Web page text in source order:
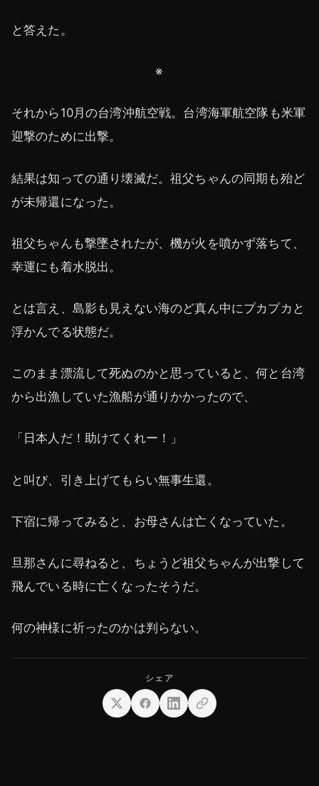
と答えた。
※
それから10月の台湾沖航空戦。台湾海軍航空隊も米軍
迎撃のために出撃。
結果は知っての通り壊滅だ。祖父ちゃんの同期も殆ど
が未帰還になった。
祖父ちゃんも撃墜されたが、機が火を噴かず落ちて、
幸運にも着水脱出。
とは言え、島影も見えない海のど真ん中にプカプカと
浮かんでる状態だ。
このまま漂流して死ぬのかと思っていると、何と台湾
から出漁していた漁船が通りかかったので、
「日本人だ！助けてくれー！」
と叫び、引き上げてもらい無事生還。
下宿に帰ってみると、お母さんは亡くなっていた。
旦那さんに尋ねると、ちょうど祖父ちゃんが出撃して
飛んでいる時に亡くなったそうだ。
何の神様に祈ったのかは判らない。